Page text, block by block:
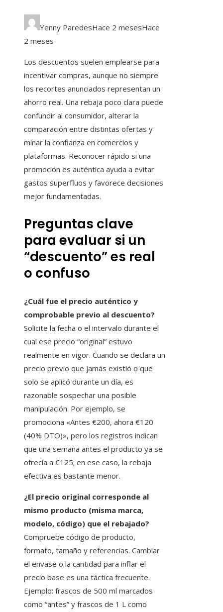
Yenny ParedesHace 2 mesesHace
2 meses
Los descuentos suelen emplearse para
incentivar compras, aunque no siempre
los recortes anunciados representan un
ahorro real. Una rebaja poco clara puede
confundir al consumidor, alterar la
comparación entre distintas ofertas y
minar la confianza en comercios y
plataformas. Reconocer rápido si una
promoción es auténtica ayuda a evitar
gastos superfluos y favorece decisiones
mejor fundamentadas.
Preguntas clave
para evaluar si un
“descuento” es real
o confuso
¿Cuál fue el precio auténtico y
comprobable previo al descuento?
Solicite la fecha o el intervalo durante el
cual ese precio “original” estuvo
realmente en vigor. Cuando se declara un
precio previo que jamás existió o que
solo se aplicó durante un día, es
razonable sospechar una posible
manipulación. Por ejemplo, se
promociona «Antes €200, ahora €120
(40% DTO)», pero los registros indican
que una semana antes el producto ya se
ofrecía a €125; en ese caso, la rebaja
efectiva es bastante menor.
¿El precio original corresponde al
mismo producto (misma marca,
modelo, código) que el rebajado?
Compruebe código de producto,
formato, tamaño y referencias. Cambiar
el envase o la cantidad para inflar el
precio base es una táctica frecuente.
Ejemplo: frascos de 500 ml marcados
como “antes” y frascos de 1 L como